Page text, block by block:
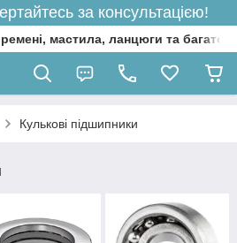
за консультацією!
мастила, ланцюги та багато
Кулькові підшипники